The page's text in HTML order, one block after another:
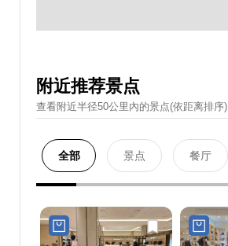
附近推荐景点
查看附近半径50公里內的景点(依距离排序)
全部 景点 餐厅